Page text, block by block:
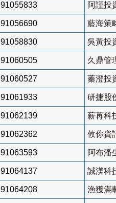
91055833 阿謹投
91056690 藍海策
91058830 吳黃投
91060505 久鼎管
91060527 蓁澄投
91061933 研捷股
91062139 薪苒科
91062362 攸你資
91063593 阿布潘
91064137 誠渼科
91064208 漁獲滿